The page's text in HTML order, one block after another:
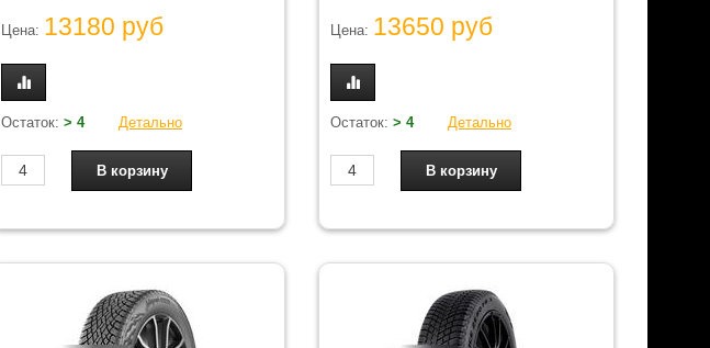
Цена: 13180 руб
Остаток: > 4 Детально
Цена: 13650 руб
Остаток: > 4 Детально